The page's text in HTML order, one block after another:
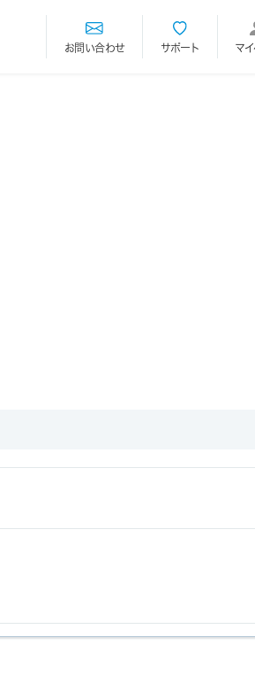
お問い合わせ サポート マ